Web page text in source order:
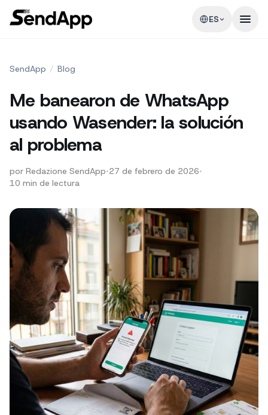
ES
SendApp / Blog
Me banearon de WhatsApp
usando Wasender: la solución
al problema
por Redazione SendApp•27 de febrero de 2026•
10 min de lectura